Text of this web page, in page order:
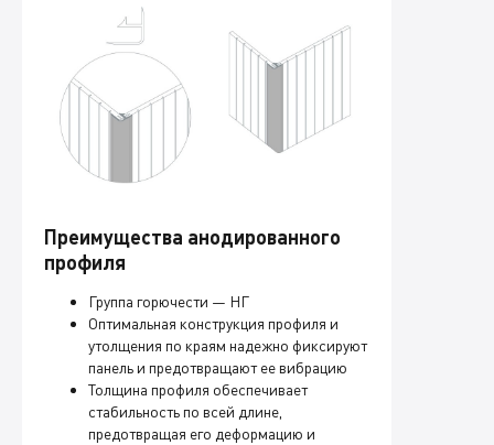
Преимущества анодированного
профиля
Группа горючести — НГ
Оптимальная конструкция профиля и
утолщения по краям надежно фиксируют
панель и предотвращают ее вибрацию
Толщина профиля обеспечивает
стабильность по всей длине,
предотвращая его деформацию и